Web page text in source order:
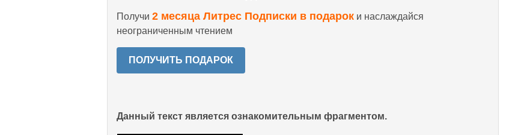
Получи 2 месяца Литрес Подписки в подарок и наслаждайся
неограниченным чтением
ПОЛУЧИТЬ ПОДАРОК
Данный текст является ознакомительным фрагментом.